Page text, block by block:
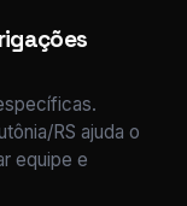
RS ajuda o
equipe e